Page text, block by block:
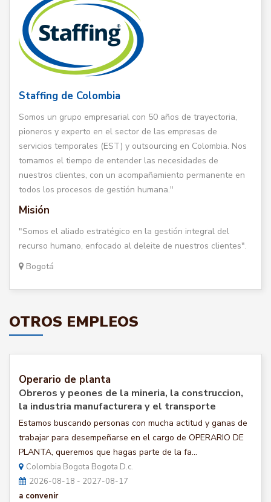
Staffing de Colombia
Somos un grupo empresarial con 50 años de trayectoria,
pioneros y experto en el sector de las empresas de
servicios temporales (EST) y outsourcing en Colombia. Nos
tomamos el tiempo de entender las necesidades de
nuestros clientes, con un acompañamiento permanente en
todos los procesos de gestión humana."
Misión
"Somos el aliado estratégico en la gestión integral del
recurso humano, enfocado al deleite de nuestros clientes".
Bogotá
OTROS EMPLEOS
Operario de planta
Obreros y peones de la mineria, la construccion,
la industria manufacturera y el transporte
Estamos buscando personas con mucha actitud y ganas de
trabajar para desempeñarse en el cargo de OPERARIO DE
PLANTA, queremos que hagas parte de la fa...
Colombia Bogota Bogota D.c.
2026-08-18 - 2027-08-17
a convenir